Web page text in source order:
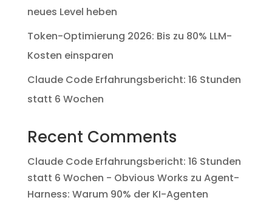
neues Level heben
Token-Optimierung 2026: Bis zu 80% LLM-
Kosten einsparen
Claude Code Erfahrungsbericht: 16 Stunden
statt 6 Wochen
Recent Comments
Claude Code Erfahrungsbericht: 16 Stunden
statt 6 Wochen - Obvious Works zu Agent-
Harness: Warum 90% der KI-Agenten